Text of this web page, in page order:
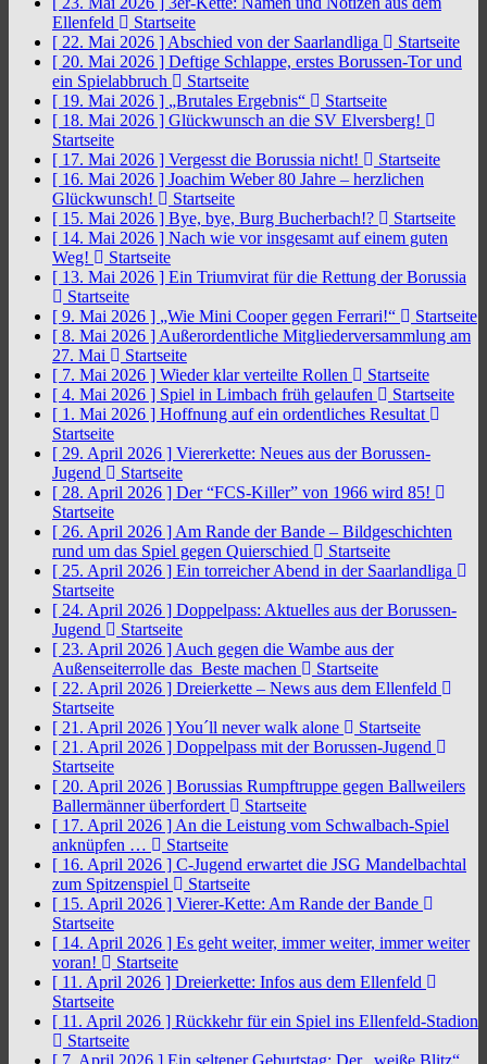
Ellenfeld
Startseite
[ 22. Mai 2026 ] Abschied von der Saarlandliga
Startseite
[ 20. Mai 2026 ] Deftige Schlappe, erstes Borussen-Tor und
ein Spielabbruch
Startseite
[ 19. Mai 2026 ] „Brutales Ergebnis“
Startseite
[ 18. Mai 2026 ] Glückwunsch an die SV Elversberg!
Startseite
[ 17. Mai 2026 ] Vergesst die Borussia nicht!
Startseite
[ 16. Mai 2026 ] Joachim Weber 80 Jahre – herzlichen
Glückwunsch!
Startseite
[ 15. Mai 2026 ] Bye, bye, Burg Bucherbach!?
Startseite
[ 14. Mai 2026 ] Nach wie vor insgesamt auf einem guten
Weg!
Startseite
[ 13. Mai 2026 ] Ein Triumvirat für die Rettung der Borussia
Startseite
[ 9. Mai 2026 ] „Wie Mini Cooper gegen Ferrari!“
Startseite
[ 8. Mai 2026 ] Außerordentliche Mitgliederversammlung am
27. Mai
Startseite
[ 7. Mai 2026 ] Wieder klar verteilte Rollen
Startseite
[ 4. Mai 2026 ] Spiel in Limbach früh gelaufen
Startseite
[ 1. Mai 2026 ] Hoffnung auf ein ordentliches Resultat
Startseite
[ 29. April 2026 ] Viererkette: Neues aus der Borussen-
Jugend
Startseite
[ 28. April 2026 ] Der “FCS-Killer” von 1966 wird 85!
Startseite
[ 26. April 2026 ] Am Rande der Bande – Bildgeschichten
rund um das Spiel gegen Quierschied
Startseite
[ 25. April 2026 ] Ein torreicher Abend in der Saarlandliga
Startseite
[ 24. April 2026 ] Doppelpass: Aktuelles aus der Borussen-
Jugend
Startseite
[ 23. April 2026 ] Auch gegen die Wambe aus der
Außenseiterrolle das Beste machen
Startseite
[ 22. April 2026 ] Dreierkette – News aus dem Ellenfeld
Startseite
[ 21. April 2026 ]You´ll never walk alone
Startseite
[ 21. April 2026 ] Doppelpass mit der Borussen-Jugend
Startseite
[ 20. April 2026 ] Borussias Rumpftruppe gegen Ballweilers
Ballermänner überfordert
Startseite
[ 17. April 2026 ] An die Leistung vom Schwalbach-Spiel
anknüpfen …
Startseite
[ 16. April 2026 ] C-Jugend erwartet die JSG Mandelbachtal
zum Spitzenspiel
Startseite
[ 15. April 2026 ] Vierer-Kette: Am Rande der Bande
Startseite
[ 14. April 2026 ] Es geht weiter, immer weiter, immer weiter
voran!
Startseite
[ 11. April 2026 ] Dreierkette: Infos aus dem Ellenfeld
Startseite
[ 11. April 2026 ] Rückkehr für ein Spiel ins Ellenfeld-Stadion
Startseite
[ 7. April 2026 ] Ein seltener Geburtstag: Der „weiße Blitz“